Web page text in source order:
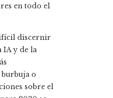
en todo el
discernir
IA y de la
burbuja o
sobre el